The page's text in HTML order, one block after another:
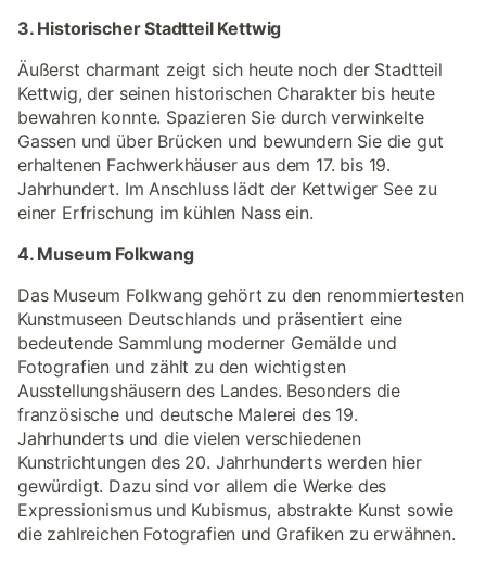
3. Historischer Stadtteil Kettwig
Äußerst charmant zeigt sich heute noch der Stadtteil
Kettwig, der seinen historischen Charakter bis heute
bewahren konnte. Spazieren Sie durch verwinkelte
Gassen und über Brücken und bewundern Sie die gut
erhaltenen Fachwerkhäuser aus dem 17. bis 19.
Jahrhundert. Im Anschluss lädt der Kettwiger See zu
einer Erfrischung im kühlen Nass ein.
4. Museum Folkwang
Das Museum Folkwang gehört zu den renommiertesten
Kunstmuseen Deutschlands und präsentiert eine
bedeutende Sammlung moderner Gemälde und
Fotografien und zählt zu den wichtigsten
Ausstellungshäusern des Landes. Besonders die
französische und deutsche Malerei des 19.
Jahrhunderts und die vielen verschiedenen
Kunstrichtungen des 20. Jahrhunderts werden hier
gewürdigt. Dazu sind vor allem die Werke des
Expressionismus und Kubismus, abstrakte Kunst sowie
die zahlreichen Fotografien und Grafiken zu erwähnen.